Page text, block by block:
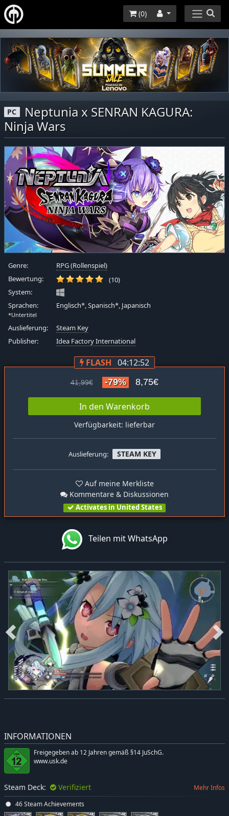
(0)
PC
Neptunia x SENRAN KAGURA:
Ninja Wars
Genre:
RPG (Rollenspiel)
Bewertung:
(10)
System:
Sprachen:
*Untertitel
Englisch*, Spanisch*, Japanisch
Auslieferung:
Steam Key
Publisher:
Idea Factory International
FLASH 04:12:51
41,99€ -79% 8,75€
In den Warenkorb
Verfügbarkeit: lieferbar
Auslieferung: STEAM KEY
Auf meine Merkliste
Kommentare & Diskussionen
Activates in United States
Teilen mit WhatsApp
INFORMATIONEN
Freigegeben ab 12 Jahren gemäß §14 JuSchG.
www.usk.de
Steam Deck: Verifiziert Mehr Infos
46 Steam Achievements